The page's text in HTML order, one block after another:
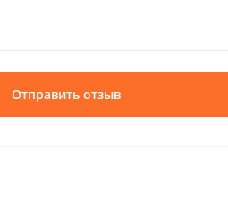
Отправить отзыв